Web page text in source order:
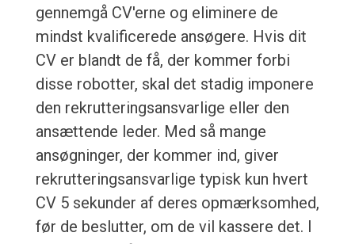
gennemgå CV'erne og eliminere de
mindst kvalificerede ansøgere. Hvis dit
CV er blandt de få, der kommer forbi
disse robotter, skal det stadig imponere
den rekrutteringsansvarlige eller den
ansættende leder. Med så mange
ansøgninger, der kommer ind, giver
rekrutteringsansvarlige typisk kun hvert
CV 5 sekunder af deres opmærksomhed,
før de beslutter, om de vil kassere det. I